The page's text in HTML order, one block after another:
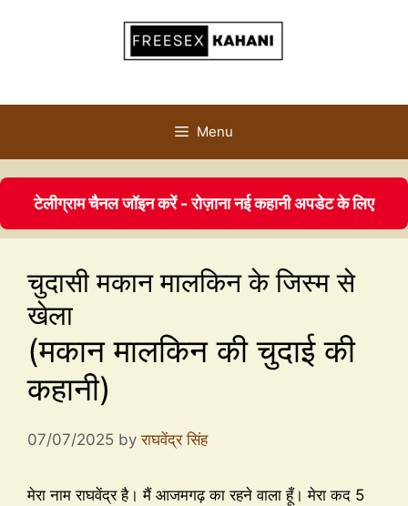
Menu
टेलीग्राम चैनल जॉइन करें - रोज़ाना नई कहानी अपडेट के लिए
चुदासी मकान मालकिन के जिस्म से
खेला
(मकान मालकिन की चुदाई की
कहानी)
07/07/2025 byराघवेंद्र सिंह
मेरा नाम राघवेंद्र है। मैं आजमगढ़ का रहने वाला हूँ। मेरा कद 5